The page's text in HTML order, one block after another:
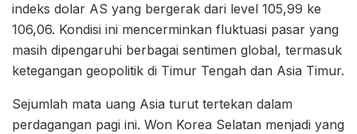
indeks dolar AS yang bergerak dari level 105,99 ke
106,06. Kondisi ini mencerminkan fluktuasi pasar yang
masih dipengaruhi berbagai sentimen global, termasuk
ketegangan geopolitik di Timur Tengah dan Asia Timur.
Sejumlah mata uang Asia turut tertekan dalam
perdagangan pagi ini. Won Korea Selatan menjadi yang